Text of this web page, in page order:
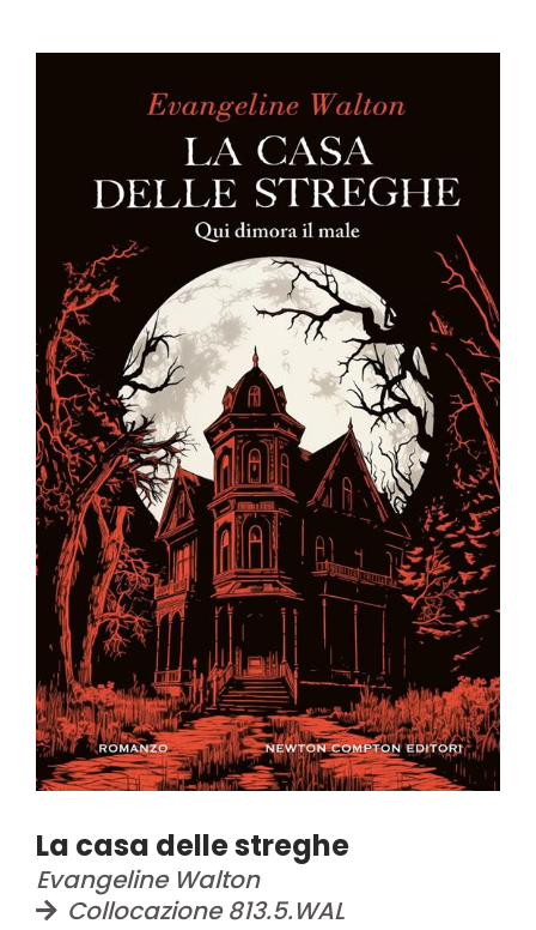
La casa delle streghe
Evangeline Walton
Collocazione 813.5.WAL